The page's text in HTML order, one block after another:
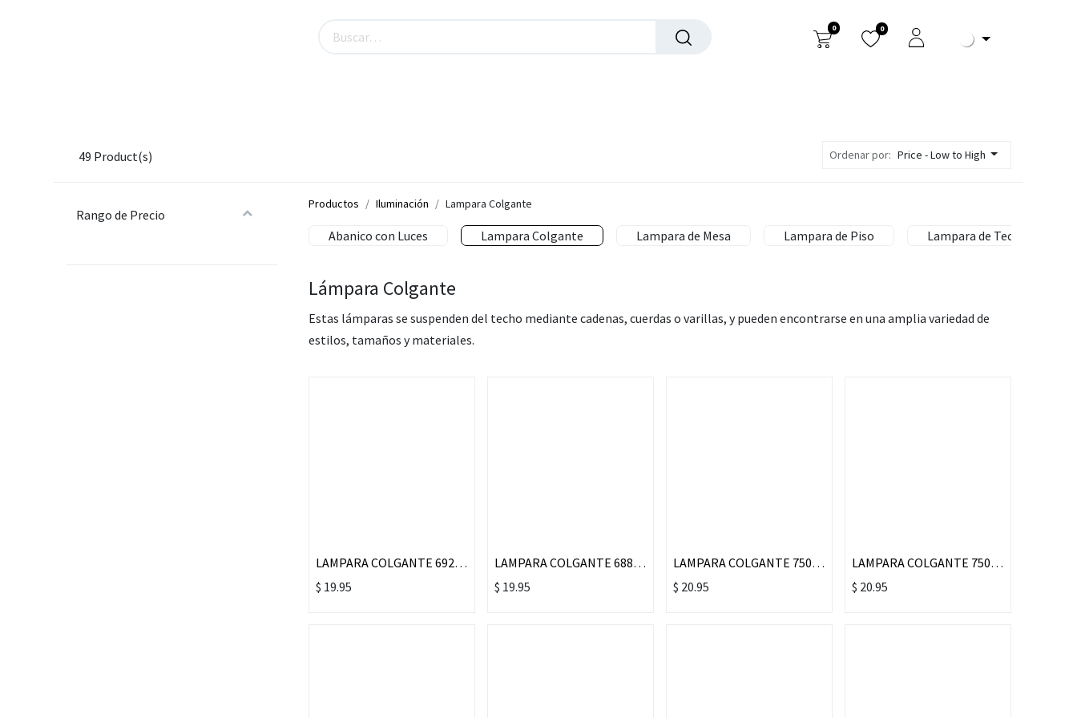
0 0
49 Product(s) Ordenar por: Price - Low to High
Rango de Precio​
Productos Iluminación Lampara Colgante
Abanico con Luces Lampara Colgante Lampara de Mesa Lampara de Piso Lampara de Techo
Lámpara Colgante
Estas lámparas se suspenden del techo mediante cadenas, cuerdas o varillas, y pueden encontrarse en una amplia variedad de
estilos, tamaños y materiales.
LAMPARA COLGANTE 6921/1# ALUMINIO+CRISTAL LED
$ 19.95
LAMPARA COLGANTE 6885/1# ALUMINIO+CRISTAL LED
$ 19.95
LAMPARA COLGANTE 7508/500# WH+DG20 METAL 500X250MM ROSCA
$ 20.95
LAMPARA COLGANTE 7508/500# BK+GD20 METAL 500X250MM ROSCA
$ 20.95